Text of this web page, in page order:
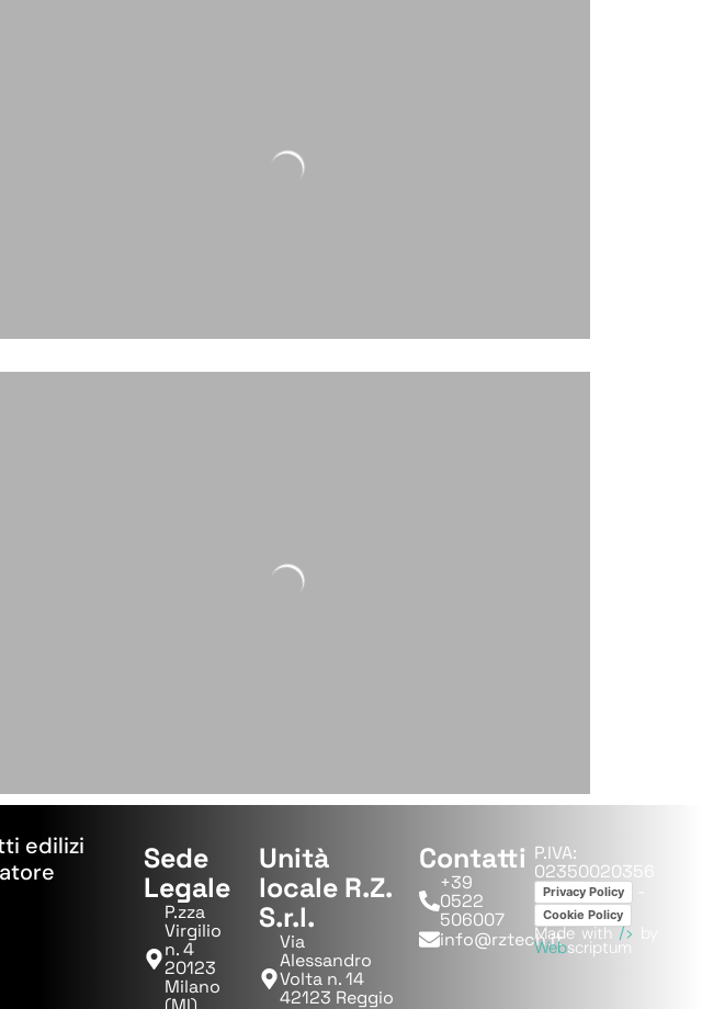
edilizi
Sede
Legale
P.zza
Virgilio
n. 4
20123
Milano
Unità
locale R.Z.
S.r.l.
Via
Alessandro
Volta n. 14
42123 Reggio
Contatti
+39
0522
506007
info@rztech.it
P.IVA:
02350020356
Privacy Policy
Cookie Policy
Made with />
Webscriptum